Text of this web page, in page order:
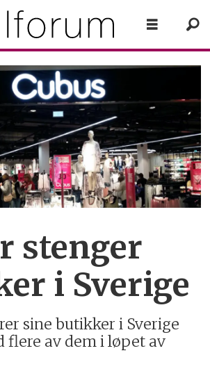
stenger
i Sverige
sine butikker i Sverige
flere av dem i løpet av